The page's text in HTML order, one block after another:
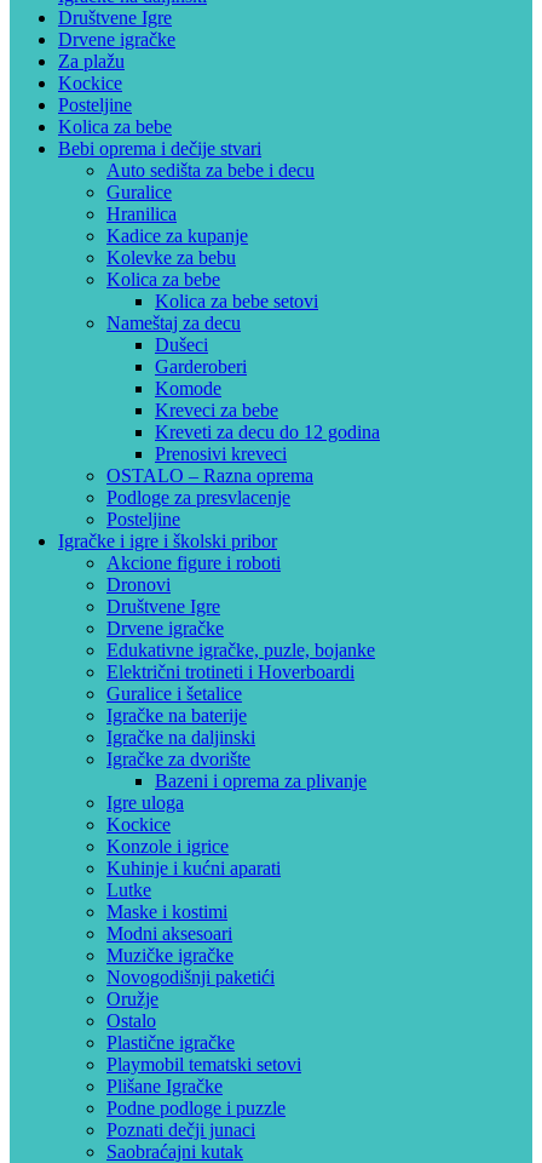
Društvene Igre
Drvene igračke
Za plažu
Kockice
Posteljine
Kolica za bebe
Bebi oprema i dečije stvari
Auto sedišta za bebe i decu
Guralice
Hranilica
Kadice za kupanje
Kolevke za bebu
Kolica za bebe
Kolica za bebe setovi
Nameštaj za decu
Dušeci
Garderoberi
Komode
Kreveci za bebe
Kreveti za decu do 12 godina
Prenosivi kreveci
OSTALO – Razna oprema
Podloge za presvlacenje
Posteljine
Igračke i igre i školski pribor
Akcione figure i roboti
Dronovi
Društvene Igre
Drvene igračke
Edukativne igračke, puzle, bojanke
Električni trotineti i Hoverboardi
Guralice i šetalice
Igračke na baterije
Igračke na daljinski
‎Igračke za dvorište
Bazeni i oprema za plivanje
Igre uloga
Kockice
Konzole i igrice
Kuhinje i kućni aparati
Lutke
Maske i kostimi
Modni aksesoari
Muzičke igračke
Novogodišnji paketići
Oružje
Ostalo
Plastične igračke
Playmobil tematski setovi
Plišane Igračke
Podne podloge i puzzle
Poznati dečji junaci
Saobraćajni kutak